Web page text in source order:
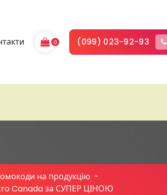
0 (099) 023-92-93
на продукцію -
Canada за СУПЕР ЦІНОЮ